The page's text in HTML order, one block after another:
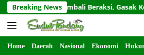
Langsung
ke
konten
Breaking News
Kembali Beraksi, Gasak Kotak
Home Daerah Nasional Ekonomi